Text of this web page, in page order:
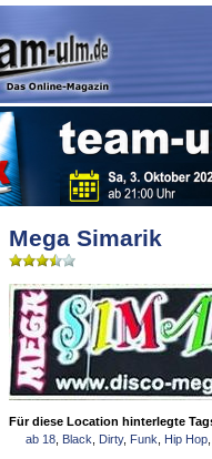
Mega Simarik
Für diese Location hinterlegte
ab 18 Black Dirty, Funk Hip Hop